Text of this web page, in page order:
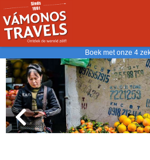
Boek met onze 4